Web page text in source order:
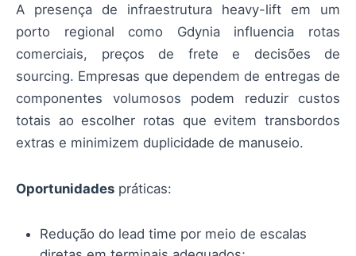
A presença de infraestrutura heavy-lift em um
porto regional como Gdynia influencia rotas
comerciais, preços de frete e decisões de
sourcing. Empresas que dependem de entregas de
componentes volumosos podem reduzir custos
totais ao escolher rotas que evitem transbordos
extras e minimizem duplicidade de manuseio.
Oportunidades práticas:
Redução do lead time por meio de escalas